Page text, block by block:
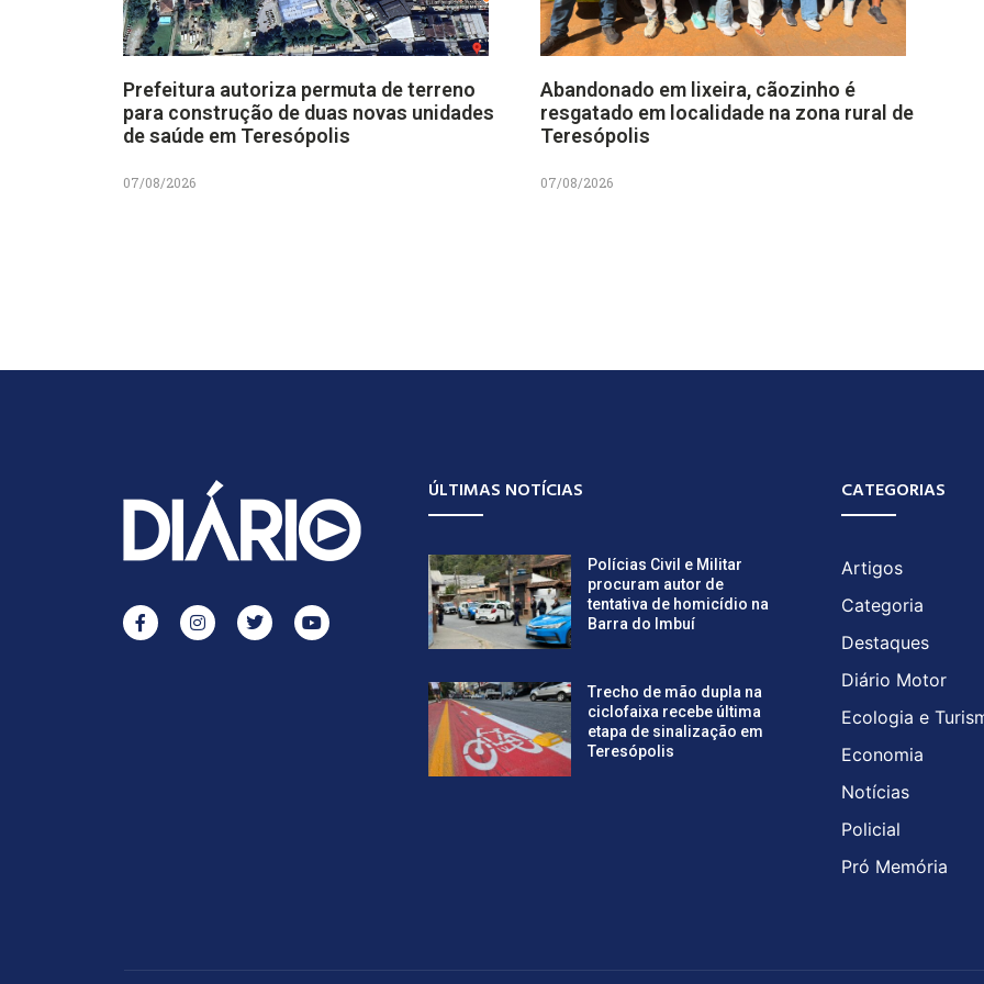
Prefeitura autoriza permuta de terreno
para construção de duas novas unidades
de saúde em Teresópolis
07/08/2026
Abandonado em lixeira, cãozinho é
resgatado em localidade na zona rural de
Teresópolis
07/08/2026
ÚLTIMAS NOTÍCIAS
Polícias Civil e Militar
procuram autor de
tentativa de homicídio na
Barra do Imbuí
Trecho de mão dupla na
ciclofaixa recebe última
etapa de sinalização em
Teresópolis
CATEGORIAS
Artigos
Categoria
Destaques
Diário Motor
Ecologia e
Economia
Notícias
Policial
Pró Memória